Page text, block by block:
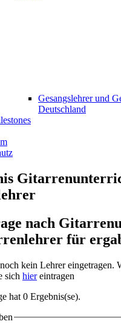
Gesangslehrer und
Deutschland
nach
für
kein Lehrer eingetragen.
sich hiereintragen
hat 0 Ergebnis(se).